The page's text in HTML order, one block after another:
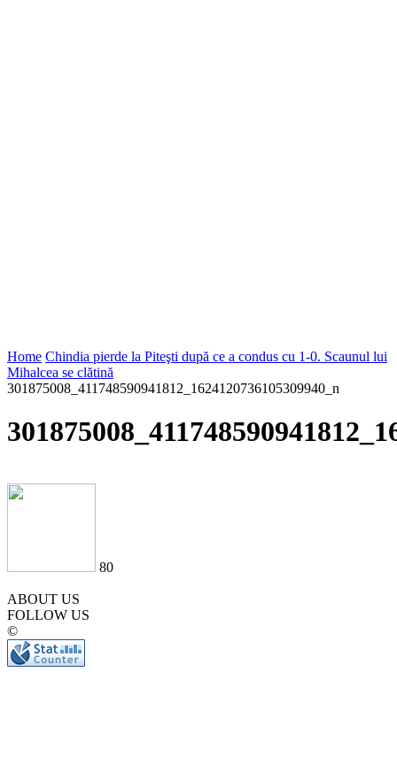
Home Chindia pierde la Piteşti după ce a condus cu 1-0. Scaunul lui
Mihalcea se clătină
301875008_411748590941812_1624120736105309940_n
80
ABOUT US
FOLLOW US
©